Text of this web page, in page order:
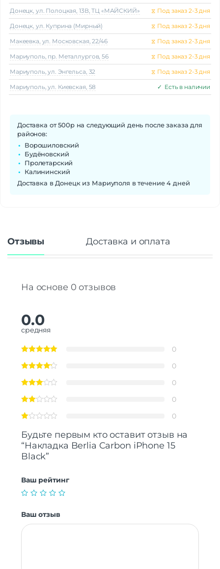
Донецк, ул. Полоцкая, 13В, ТЦ «МАЙСКИЙ» ⧖ Под заказ 2-3 дня
Донецк, ул. Куприна (Мирный) ⧖ Под заказ 2-3 дня
Макеeвка, ул. Московская, 22/46 ⧖ Под заказ 2-3 дня
Мариуполь, пр. Металлургов, 56 ⧖ Под заказ 2-3 дня
Мариуполь, ул. Энгельса, 32 ⧖ Под заказ 2-3 дня
Мариуполь, ул. Киевская, 58 ✓ Есть в наличии
Доставка от 500р на следующий день после заказа для
районов:
Ворошиловский
Будёновский
Пролетарский
Калининский
Доставка в Донецк из Мариуполя в течение 4 дней
Отзывы Доставка и оплата
На основе 0 отзывов
0.0
средняя
0
0
0
0
0
Будьте первым кто оставит отзыв на
“Накладка Berlia Carbon iPhone 15
Black”
Ваш рейтинг
Ваш отзыв